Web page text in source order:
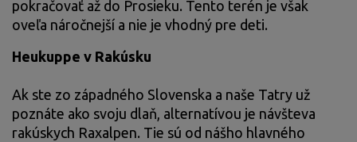
pokračovať až do Prosieku. Tento terén je však
oveľa náročnejší a nie je vhodný pre deti.
Heukuppe v Rakúsku
Ak ste zo západného Slovenska a naše Tatry už
poznáte ako svoju dlaň, alternatívou je návšteva
rakúskych Raxalpen. Tie sú od nášho hlavného